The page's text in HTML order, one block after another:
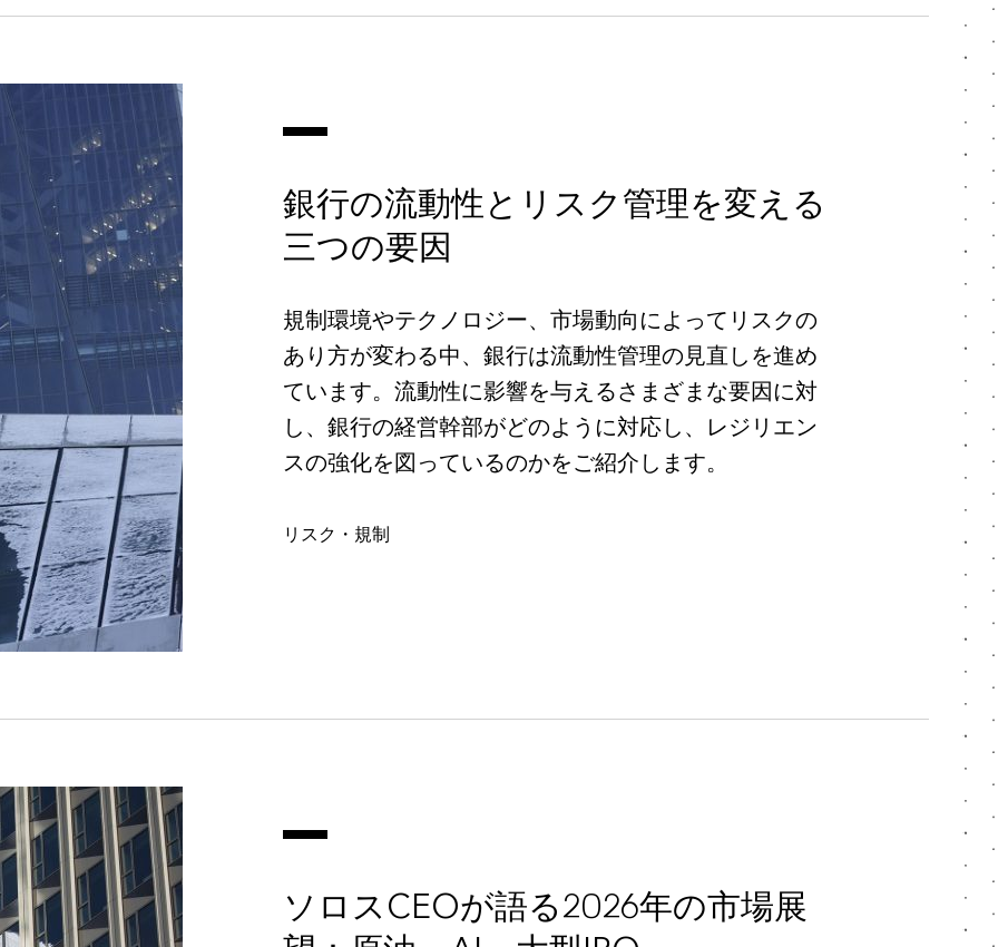
銀行の流動性とリスク管理を変える
三つの要因
規制環境やテクノロジー、市場動向によってリスクの
あり方が変わる中、銀行は流動性管理の見直しを進め
ています。流動性に影響を与えるさまざまな要因に対
し、銀行の経営幹部がどのように対応し、レジリエン
スの強化を図っているのかをご紹介します。
リスク・規制
ソロスCEOが語る2026年の市場展